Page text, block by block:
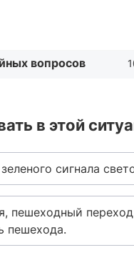
вопросов
в этой
сигнала
пешеходный
пешехода.